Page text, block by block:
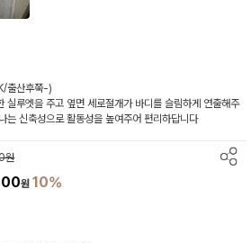
출산후쭉-)
실루엣을 주고 옆면 세로절개가 바디를 슬림하게 연출해주
는 신축성으로 활동성을 높여주어 편리하답니다
원
원10%